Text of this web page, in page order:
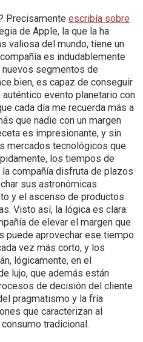
Precisamente escribía sobre
de Apple, la que la ha
valiosa del mundo, tiene un
es indudablemente
nuevos segmentos de
bien, es capaz de conseguir
evento planetario con
cada día me recuerda más a
que nadie con un margen
es impresionante, y sin
mercados tecnológicos que
los tiempos de
compañía disfruta de plazos
sus astronómicas
y el ascenso de productos
Visto así, la lógica es clara:
de elevar el margen que
puede aprovechar ese tiempo
vez más corto, y los
lógicamente, en el
lujo, que además están
de decisión del cliente
pragmatismo y la fría
que caracterizan al
tradicional.